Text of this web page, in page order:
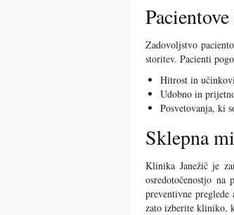
Zadovoljstvo
storitev. Pacienti
Hitrost in
Udobno in
Posvetovanja, ki
Sklepna
Klinika Janežič je
osredotočenostjo
preventivne
zato izberite kliniko,